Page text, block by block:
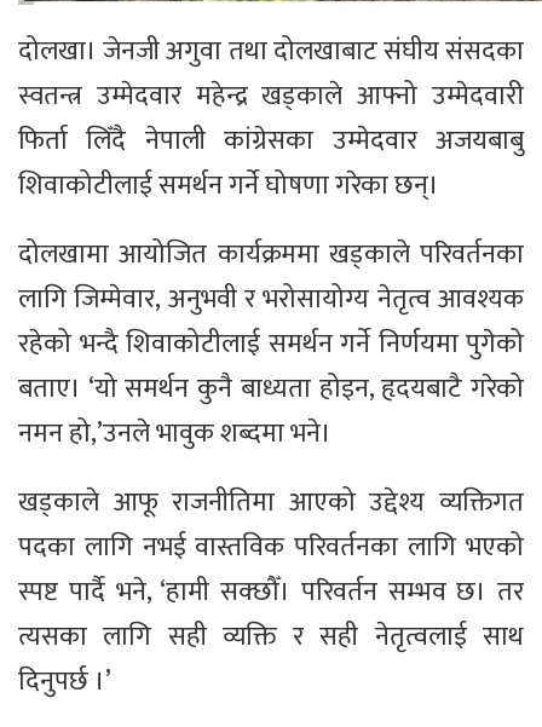
दोलखा। जेनजी अगुवा तथा दोलखाबाट संघीय संसदका
स्वतन्त्र उम्मेदवार महेन्द्र खड्काले आफ्नो उम्मेदवारी
फिर्ता लिँदै नेपाली कांग्रेसका उम्मेदवार अजयबाबु
शिवाकोटीलाई समर्थन गर्ने घोषणा गरेका छन्।
दोलखामा आयोजित कार्यक्रममा खड्काले परिवर्तनका
लागि जिम्मेवार, अनुभवी र भरोसायोग्य नेतृत्व आवश्यक
रहेको भन्दै शिवाकोटीलाई समर्थन गर्ने निर्णयमा पुगेको
बताए। ‘यो समर्थन कुनै बाध्यता होइन, हृदयबाटै गरेको
नमन हो,’उनले भावुक शब्दमा भने।
खड्काले आफू राजनीतिमा आएको उद्देश्य व्यक्तिगत
पदका लागि नभई वास्तविक परिवर्तनका लागि भएको
स्पष्ट पार्दै भने, ‘हामी सक्छौँ। परिवर्तन सम्भव छ। तर
त्यसका लागि सही व्यक्ति र सही नेतृत्वलाई साथ
दिनुपर्छ ।’